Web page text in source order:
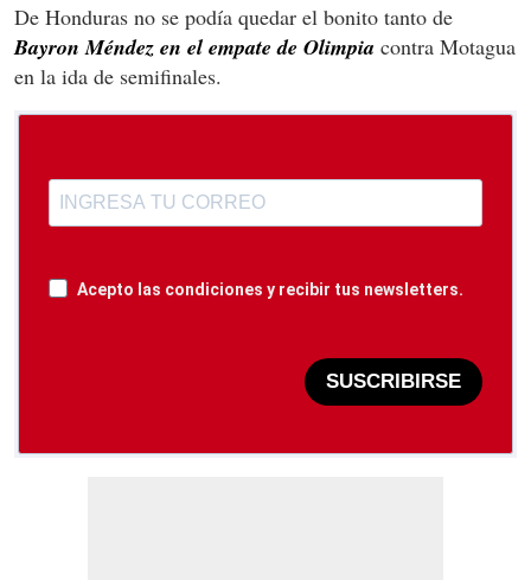
De Honduras no se podía quedar el bonito tanto de
Bayron Méndez en el empate de Olimpia contra Motagua
en la ida de semifinales.
Acepto las condiciones y recibir tus newsletters.
SUSCRIBIRSE